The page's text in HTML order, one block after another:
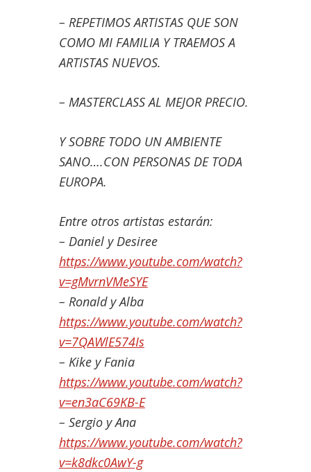
– REPETIMOS ARTISTAS QUE SON
COMO MI FAMILIA Y TRAEMOS A
ARTISTAS NUEVOS.
– MASTERCLASS AL MEJOR PRECIO.
Y SOBRE TODO UN AMBIENTE
SANO….CON PERSONAS DE TODA
EUROPA.
Entre otros artistas estarán:
– Daniel y Desiree
https://www.youtube.com/watch?
v=gMvrnVMeSYE
– Ronald y Alba
https://www.youtube.com/watch?
v=7QAWlE574Is
– Kike y Fania
https://www.youtube.com/watch?
v=en3aC69KB-E
– Sergio y Ana
https://www.youtube.com/watch?
v=k8dkc0AwY-g